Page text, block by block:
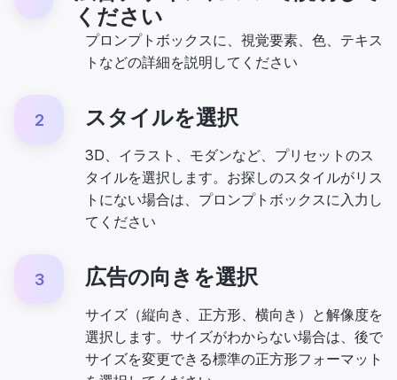
ください
プロンプトボックスに、視覚要素、色、テキス
トなどの詳細を説明してください
2 スタイルを選択
3D、イラスト、モダンなど、プリセットのス
タイルを選択します。お探しのスタイルがリス
トにない場合は、プロンプトボックスに入力し
てください
3 広告の向きを選択
サイズ（縦向き、正方形、横向き）と解像度を
選択します。サイズがわからない場合は、後で
サイズを変更できる標準の正方形フォーマット